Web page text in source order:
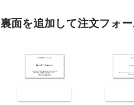
裏面を追加して注文フォ